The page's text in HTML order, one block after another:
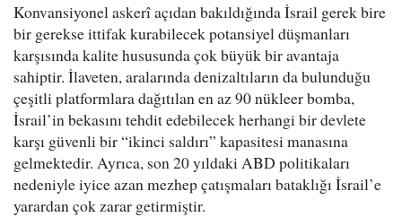
Konvansiyonel askerî açıdan bakıldığında İsrail gerek bire
bir gerekse ittifak kurabilecek potansiyel düşmanları
karşısında kalite hususunda çok büyük bir avantaja
sahiptir. İlaveten, aralarında denizaltıların da bulunduğu
çeşitli platformlara dağıtılan en az 90 nükleer bomba,
İsrail’in bekasını tehdit edebilecek herhangi bir devlete
karşı güvenli bir “ikinci saldırı” kapasitesi manasına
gelmektedir. Ayrıca, son 20 yıldaki ABD politikaları
nedeniyle iyice azan mezhep çatışmaları bataklığı İsrail’e
yarardan çok zarar getirmiştir.